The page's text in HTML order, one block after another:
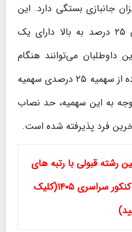
جانبازی بستگی دارد. این
بدین معنی است که جانبازان ۲۵ درصد به بالا دارای یک
این داوطلبان می‌توانند هنگام
ثبت نام گزینه مربوط به استفاده از سهمیه ۲۵ درصدی سهمیه
توجه به این سهمیه، حد نصاب
رشته قبولی با رتبه های
اعلامی سازمان سنجش در کنکور سراسری ۱۴۰۵(کلیک